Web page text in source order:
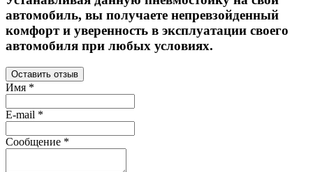
автомобиль, вы получаете непревзойденный
комфорт и уверенность в эксплуатации своего
автомобиля при любых условиях.
Оставить отзыв
Имя *
E-mail *
Сообщение *